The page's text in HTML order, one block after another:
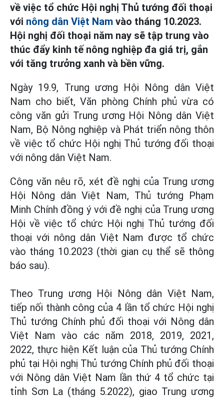
về việc tổ chức Hội nghị Thủ tướng đối thoại
với nông dân Việt Nam vào tháng 10.2023.
Hội nghị đối thoại năm nay sẽ tập trung vào
thúc đẩy kinh tế nông nghiệp đa giá trị, gắn
với tăng trưởng xanh và bền vững.
Ngày 19.9, Trung ương Hội Nông dân Việt
Nam cho biết, Văn phòng Chính phủ vừa có
công văn gửi Trung ương Hội Nông dân Việt
Nam, Bộ Nông nghiệp và Phát triển nông thôn
về việc tổ chức Hội nghị Thủ tướng đối thoại
với nông dân Việt Nam.
Công văn nêu rõ, xét đề nghị của Trung ương
Hội Nông dân Việt Nam, Thủ tướng Phạm
Minh Chính đồng ý với đề nghị của Trung ương
Hội về việc tổ chức Hội nghị Thủ tướng đối
thoại với nông dân Việt Nam được tổ chức
vào tháng 10.2023 (thời gian cụ thể sẽ thông
báo sau).
Theo Trung ương Hội Nông dân Việt Nam,
tiếp nối thành công của 4 lần tổ chức Hội nghị
Thủ tướng Chính phủ đối thoại với Nông dân
Việt Nam vào các năm 2018, 2019, 2021,
2022, thực hiện Kết luận của Thủ tướng Chính
phủ tại Hội nghị Thủ tướng Chính phủ đối thoại
với Nông dân Việt Nam lần thứ 4 tổ chức tại
tỉnh Sơn La (tháng 5.2022), giao Trung ương